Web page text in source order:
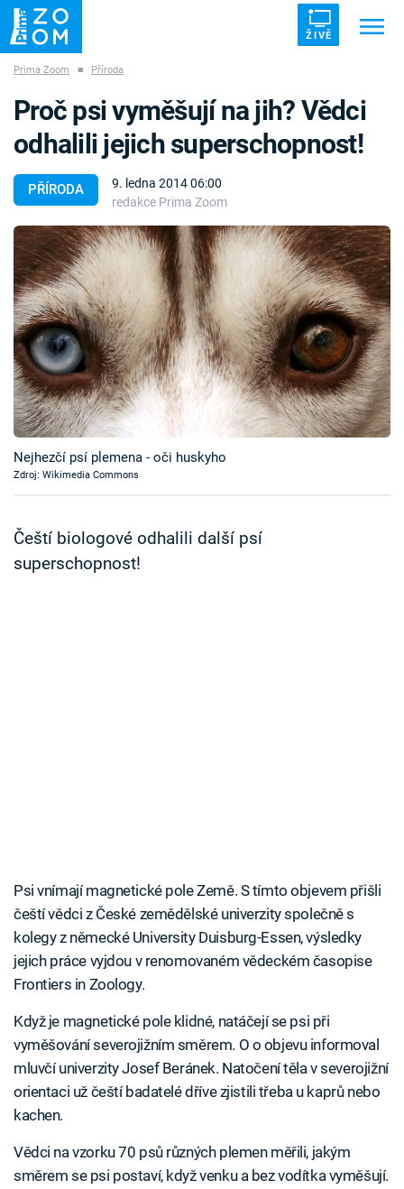
ŽIVĚ
ZÁHADY VETŘELCI DÁVNOVĚKU
Témata
Témata
Pořady
TV Program
Časopis
Sledujte prima+
Prima Zoom ■ Příroda
PŘÍRODA
9. ledna 2014 06:00
redakce Prima Zoom
Proč psi vyměšují na jih? Vědci
odhalili jejich superschopnost!
Nejhezčí psí plemena - oči huskyho
Zdroj: Wikimedia Commons
Čeští biologové odhalili další psí
superschopnost!
Psi vnímají magnetické pole Země. S tímto objevem přišli
čeští vědci z České zemědělské univerzity společně s
kolegy z německé University Duisburg-Essen, výsledky
jejich práce vyjdou v renomovaném vědeckém časopise
Frontiers in Zoology.
Když je magnetické pole klidné, natáčejí se psi při
vyměšování severojižním směrem. O o objevu informoval
mluvčí univerzity Josef Beránek. Natočení těla v severojižní
orientaci už čeští badatelé dříve zjistili třeba u kaprů nebo
kachen.
Vědci na vzorku 70 psů různých plemen měřili, jakým
směrem se psi postaví, když venku a bez vodítka vyměšují.